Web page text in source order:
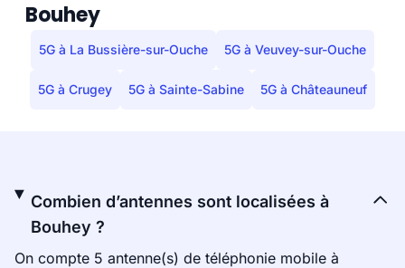
Bouhey
5G à La Bussière-sur-Ouche 5G à Veuvey-sur-Ouche
5G à Crugey 5G à Sainte-Sabine 5G à Châteauneuf
Combien d’antennes sont localisées à
Bouhey ?
On compte 5 antenne(s) de téléphonie mobile à